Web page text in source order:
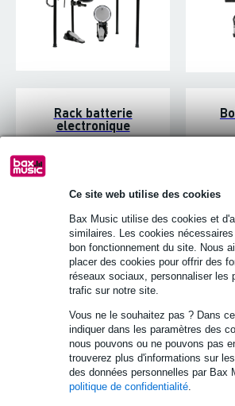
Ce site web utilise des cookies
Bax Music utilise des cookies et
similaires. Les cookies
bon fonctionnement du site. Nous
placer des cookies pour offrir des
réseaux sociaux, personnaliser les
trafic sur notre site.
Vous ne le souhaitez pas ? Dans
indiquer dans les paramètres des
nous pouvons ou ne pouvons pas
trouverez plus d'informations sur
des données personnelles par Bax
politique de confidentialité.
Rack batterie
electronique
Pads de percussion
électronique